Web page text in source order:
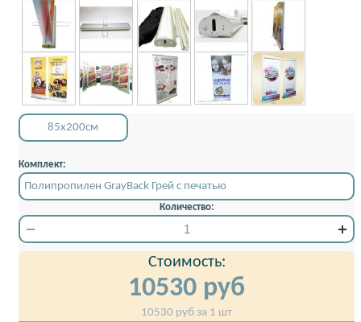
85x200см
Комплект:
Полипропилен GrayBack Грей с печатью
Количество:
Стоимость:
10530 руб
10530 руб за 1 шт